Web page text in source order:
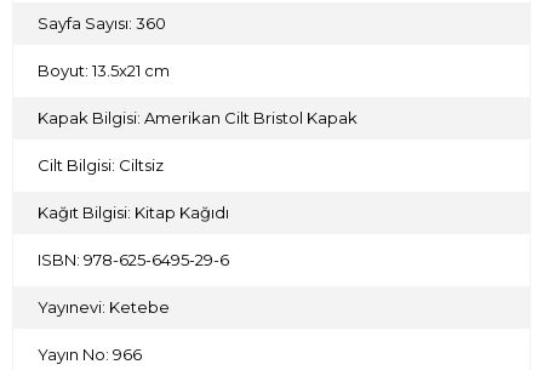
Sayfa Sayısı: 360
Boyut: 13.5x21 cm
Kapak Bilgisi: Amerikan Cilt Bristol Kapak
Cilt Bilgisi: Ciltsiz
Kağıt Bilgisi: Kitap Kağıdı
ISBN: 978-625-6495-29-6
Yayınevi: Ketebe
Yayın No: 966